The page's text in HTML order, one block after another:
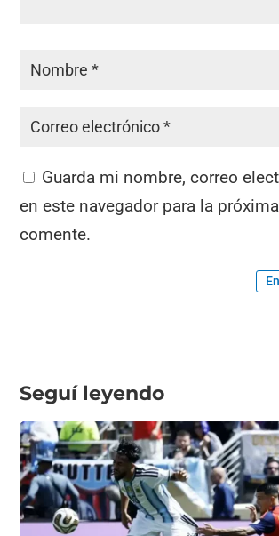
Guarda mi nombre, correo
en este navegador para la
comente.
Seguí leyendo